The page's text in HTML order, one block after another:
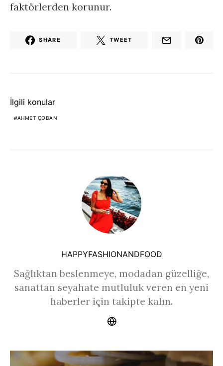
faktörlerden korunur.
SHARE TWEET
İlgili konular
AHMET ÇOBAN
HAPPYFASHIONANDFOOD
Sağlıktan beslenmeye, modadan güzelliğe,
sanattan seyahate mutluluk veren en yeni
haberler için takipte kalın.